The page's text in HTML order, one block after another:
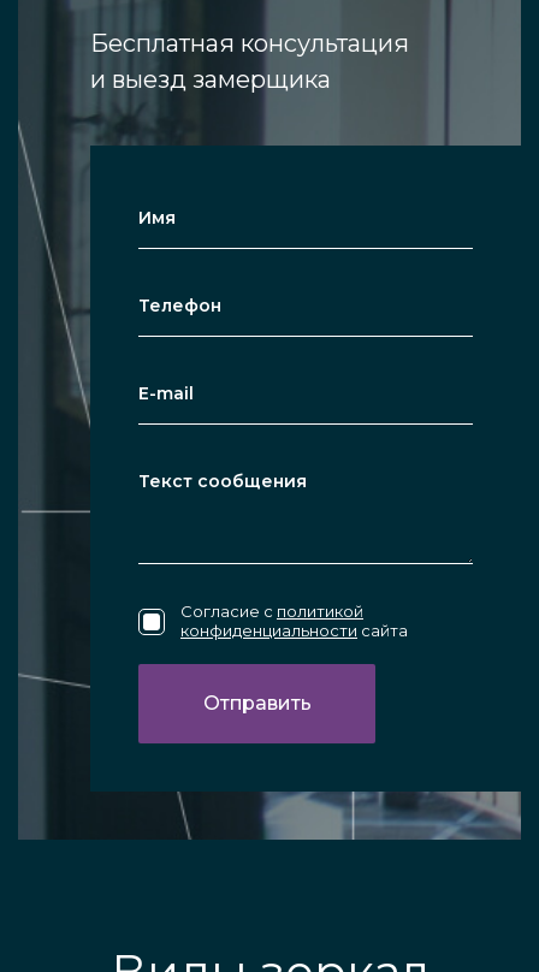
Бесплатная консультация
и выезд замерщика
Согласие с политикой
конфиденциальности сайта